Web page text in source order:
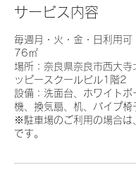
サービス内容
毎週月・火・金・日利用
76㎡
場所：奈良県奈良市西大寺
ッピースクールビル1階2
設備：洗面台、ホワイトボ
機、換気扇、机、パイプ椅
※駐車場のご利用の場合は
です。